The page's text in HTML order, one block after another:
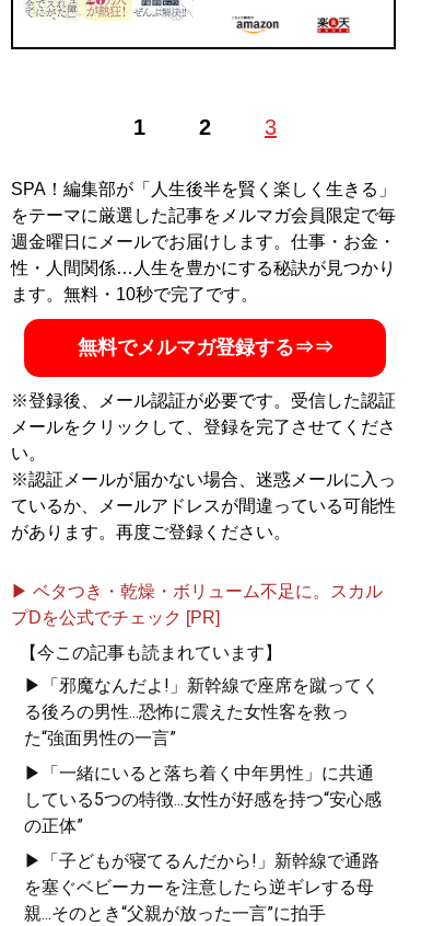
1 2 3
SPA！編集部が「人生後半を賢く楽しく生きる」
をテーマに厳選した記事をメルマガ会員限定で毎
週金曜日にメールでお届けします。仕事・お金・
性・人間関係…人生を豊かにする秘訣が見つかり
ます。無料・10秒で完了です。
無料でメルマガ登録する⇒⇒
※登録後、メール認証が必要です。受信した認証
メールをクリックして、登録を完了させてくださ
い。
※認証メールが届かない場合、迷惑メールに入っ
ているか、メールアドレスが間違っている可能性
があります。再度ご登録ください。
▶ ベタつき・乾燥・ボリューム不足に。スカル
プDを公式でチェック [PR]
【今この記事も読まれています】
▶「邪魔なんだよ!」新幹線で座席を蹴ってく
る後ろの男性...恐怖に震えた女性客を救っ
た“強面男性の一言”
▶「一緒にいると落ち着く中年男性」に共通
している5つの特徴...女性が好感を持つ“安心感
の正体”
▶「子どもが寝てるんだから!」新幹線で通路
を塞ぐベビーカーを注意したら逆ギレする母
親...そのとき“父親が放った一言”に拍手